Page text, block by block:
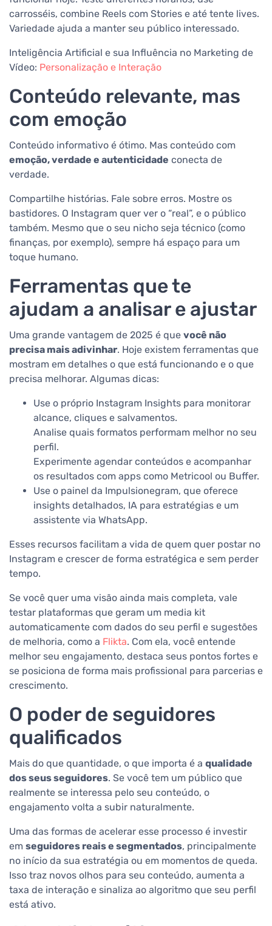
carrosséis, combine Reels com Stories e até tente lives.
Variedade ajuda a manter seu público interessado.
Inteligência Artificial e sua Influência no Marketing de
Vídeo: Personalização e Interação
Conteúdo relevante, mas
com emoção
Conteúdo informativo é ótimo. Mas conteúdo com
emoção, verdade e autenticidade conecta de
verdade.
Compartilhe histórias. Fale sobre erros. Mostre os
bastidores. O Instagram quer ver o “real”, e o público
também. Mesmo que o seu nicho seja técnico (como
finanças, por exemplo), sempre há espaço para um
toque humano.
Ferramentas que te
ajudam a analisar e ajustar
Uma grande vantagem de 2025 é que você não
precisa mais adivinhar. Hoje existem ferramentas que
mostram em detalhes o que está funcionando e o que
precisa melhorar. Algumas dicas:
Use o próprio Instagram Insights para monitorar
alcance, cliques e salvamentos.
Analise quais formatos performam melhor no seu
perfil.
Experimente agendar conteúdos e acompanhar
os resultados com apps como Metricool ou Buffer.
Use o painel da Impulsionegram, que oferece
insights detalhados, IA para estratégias e um
assistente via WhatsApp.
Esses recursos facilitam a vida de quem quer postar no
Instagram e crescer de forma estratégica e sem perder
tempo.
Se você quer uma visão ainda mais completa, vale
testar plataformas que geram um media kit
automaticamente com dados do seu perfil e sugestões
de melhoria, como a Flikta. Com ela, você entende
melhor seu engajamento, destaca seus pontos fortes e
se posiciona de forma mais profissional para parcerias e
crescimento.
O poder de seguidores
qualificados
Mais do que quantidade, o que importa é a qualidade
dos seus seguidores. Se você tem um público que
realmente se interessa pelo seu conteúdo, o
engajamento volta a subir naturalmente.
Uma das formas de acelerar esse processo é investir
em seguidores reais e segmentados, principalmente
no início da sua estratégia ou em momentos de queda.
Isso traz novos olhos para seu conteúdo, aumenta a
taxa de interação e sinaliza ao algoritmo que seu perfil
está ativo.